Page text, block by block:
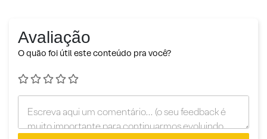
Avaliação
O quão foi útil este conteúdo pra você?